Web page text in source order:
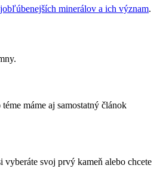
minerálov a ich význam.
téme máme aj samostatný článok
svoj prvý kameň alebo chcete